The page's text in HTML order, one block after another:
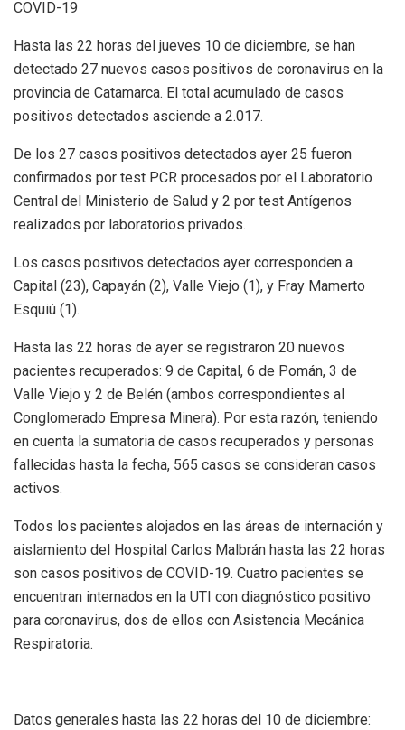
COVID-19
Hasta las 22 horas del jueves 10 de diciembre, se han
detectado 27 nuevos casos positivos de coronavirus en la
provincia de Catamarca. El total acumulado de casos
positivos detectados asciende a 2.017.
De los 27 casos positivos detectados ayer 25 fueron
confirmados por test PCR procesados por el Laboratorio
Central del Ministerio de Salud y 2 por test Antígenos
realizados por laboratorios privados.
Los casos positivos detectados ayer corresponden a
Capital (23), Capayán (2), Valle Viejo (1), y Fray Mamerto
Esquiú (1).
Hasta las 22 horas de ayer se registraron 20 nuevos
pacientes recuperados: 9 de Capital, 6 de Pomán, 3 de
Valle Viejo y 2 de Belén (ambos correspondientes al
Conglomerado Empresa Minera). Por esta razón, teniendo
en cuenta la sumatoria de casos recuperados y personas
fallecidas hasta la fecha, 565 casos se consideran casos
activos.
Todos los pacientes alojados en las áreas de internación y
aislamiento del Hospital Carlos Malbrán hasta las 22 horas
son casos positivos de COVID-19. Cuatro pacientes se
encuentran internados en la UTI con diagnóstico positivo
para coronavirus, dos de ellos con Asistencia Mecánica
Respiratoria.
Datos generales hasta las 22 horas del 10 de diciembre: